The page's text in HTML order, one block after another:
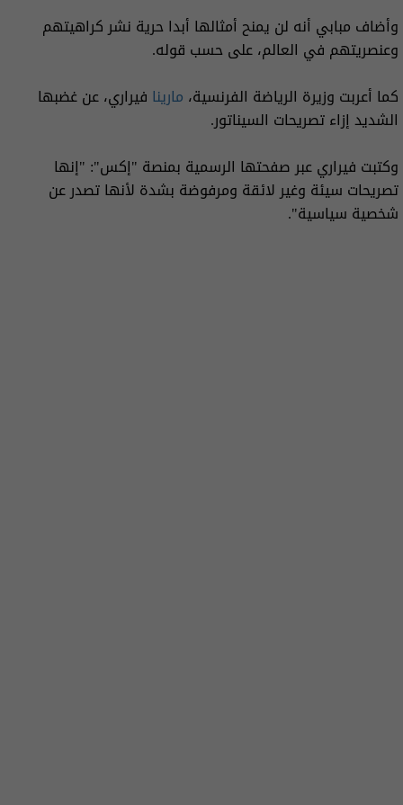
وأضاف مبابي أنه لن يمنح أمثالها أبدا حرية نشر كراهيتهم
وعنصريتهم في العالم، على حسب قوله.
كما أعربت وزيرة الرياضة الفرنسية، مارينا فيراري، عن غضبها
الشديد إزاء تصريحات السيناتور.
وكتبت فيراري عبر صفحتها الرسمية بمنصة "إكس": "إنها
تصريحات سيئة وغير لائقة ومرفوضة بشدة لأنها تصدر عن
شخصية سياسية".